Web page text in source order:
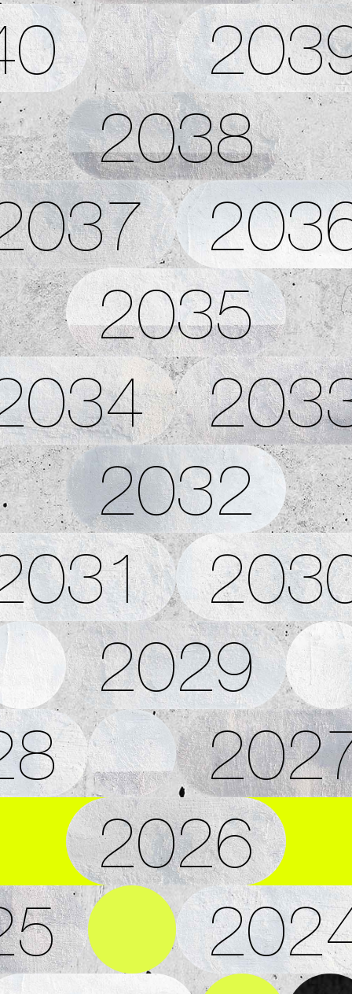
2038
2035
2032
2029
2026